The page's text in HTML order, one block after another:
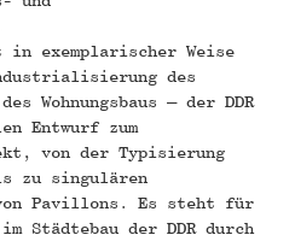
exemplarischer Weise
des
Wohnungsbaus – der DDR
Entwurf zum
von der Typisierung
zu singulären
Pavillons. Es steht für
Städtebau der DDR durch